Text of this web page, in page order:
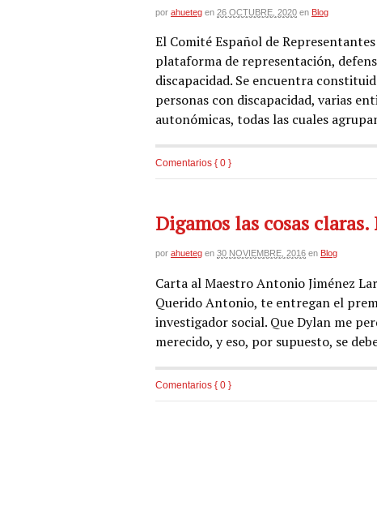
por ahueteg en 26 OCTUBRE, 2020 en Blog
El Comité Español de
plataforma de representación,
discapacidad. Se encuentra
personas con discapacidad, varias
autonómicas, todas las cuales
Comentarios { 0 }
Digamos las cosas
por ahueteg en 30 NOVIEMBRE, 2016 en Blog
Carta al Maestro Antonio Jiménez
Querido Antonio, te entregan el
investigador social. Que Dylan me
merecido, y eso, por supuesto, se
Comentarios { 0 }